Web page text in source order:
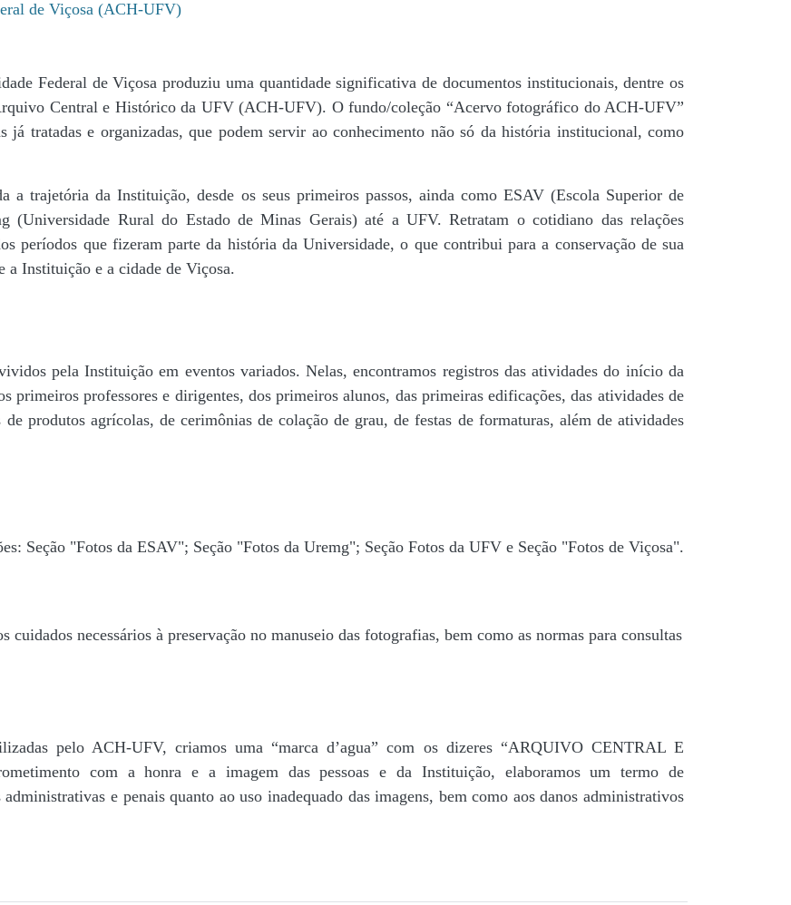
de Viçosa (ACH-UFV)
Federal de Viçosa produziu uma quantidade significativa de documentos institucionais, dentre os
Central e Histórico da UFV (ACH-UFV). O fundo/coleção “Acervo fotográfico do ACH-UFV”
tratadas e organizadas, que podem servir ao conhecimento não só da história institucional, como
a trajetória da Instituição, desde os seus primeiros passos, ainda como ESAV (Escola Superior de
(Universidade Rural do Estado de Minas Gerais) até a UFV. Retratam o cotidiano das relações
períodos que fizeram parte da história da Universidade, o que contribui para a conservação de sua
a Instituição e a cidade de Viçosa.
pela Instituição em eventos variados. Nelas, encontramos registros das atividades do início da
primeiros professores e dirigentes, ​dos primeiros alunos, das primeiras edificações, das atividades de
produtos agrícolas, de cerimônias de colação de grau, de festas de formaturas, além de atividades
Seção "Fotos da ESAV"; Seção "Fotos da Uremg"; Seção Fotos da UFV e Seção "Fotos de Viçosa".
cuidados necessários à preservação no manuseio das fotografias, bem como as normas para consultas
pelo ACH-UFV, criamos uma “marca d’agua” com os dizeres “ARQUIVO CENTRAL E
com a honra e a imagem das pessoas e da Instituição, elaboramos um termo de
e penais quanto ao uso inadequado das imagens, bem como aos danos administrativos